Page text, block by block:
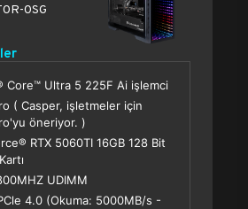
0SG
Core™ Ultra 5 225F Ai işlemci
( Casper, işletmeler için
öneriyor. )
RTX 5060TI 16GB 128 Bit
UDIMM
4.0 (Okuma: 5000MB/s -